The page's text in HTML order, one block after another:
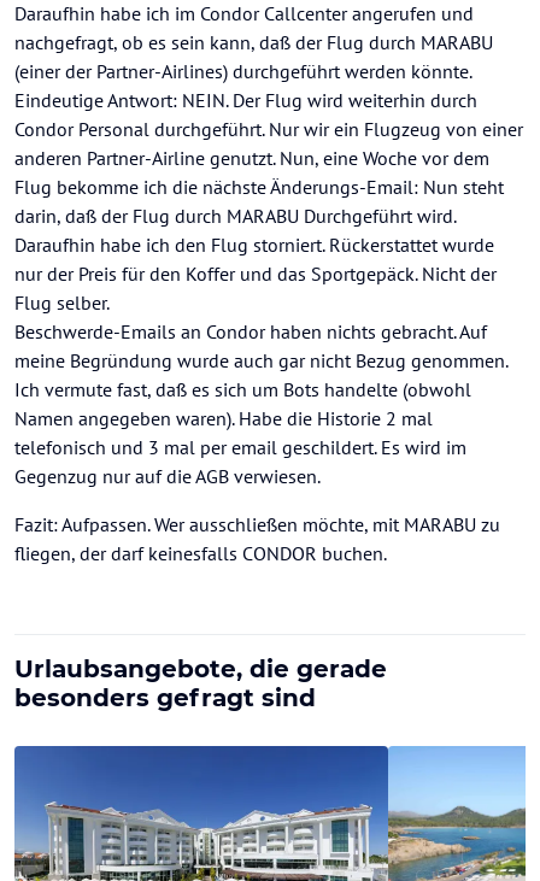
Daraufhin habe ich im Condor Callcenter angerufen und
nachgefragt, ob es sein kann, daß der Flug durch MARABU
(einer der Partner-Airlines) durchgeführt werden könnte.
Eindeutige Antwort: NEIN. Der Flug wird weiterhin durch
Condor Personal durchgeführt. Nur wir ein Flugzeug von einer
anderen Partner-Airline genutzt. Nun, eine Woche vor dem
Flug bekomme ich die nächste Änderungs-Email: Nun steht
darin, daß der Flug durch MARABU Durchgeführt wird.
Daraufhin habe ich den Flug storniert. Rückerstattet wurde
nur der Preis für den Koffer und das Sportgepäck. Nicht der
Flug selber.
Beschwerde-Emails an Condor haben nichts gebracht. Auf
meine Begründung wurde auch gar nicht Bezug genommen.
Ich vermute fast, daß es sich um Bots handelte (obwohl
Namen angegeben waren). Habe die Historie 2 mal
telefonisch und 3 mal per email geschildert. Es wird im
Gegenzug nur auf die AGB verwiesen.
Fazit: Aufpassen. Wer ausschließen möchte, mit MARABU zu
fliegen, der darf keinesfalls CONDOR buchen.